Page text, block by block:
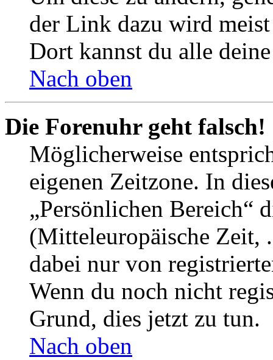
der Link dazu wird
Dort kannst du alle
Nach oben
Die Forenuhr geht falsch!
Möglicherweise
eigenen Zeitzone. In
„Persönlichen Bereich“
(Mitteleuropäische Zeit,
dabei nur von
Wenn du noch nicht
Grund, dies jetzt zu tun.
Nach oben